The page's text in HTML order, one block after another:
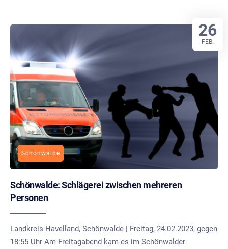
Schönwalde
Schönwalde: Schlägerei zwischen mehreren
Personen
Landkreis Havelland, Schönwalde | Freitag, 24.02.2023, gegen
18:55 Uhr Am Freitagabend kam es im Schönwalder
26
FEB.